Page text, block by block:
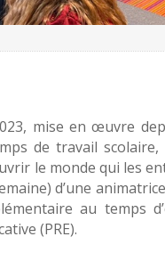
mise en œuvre
de travail scolaire,
le monde qui les
d’une
au temps
(PRE).